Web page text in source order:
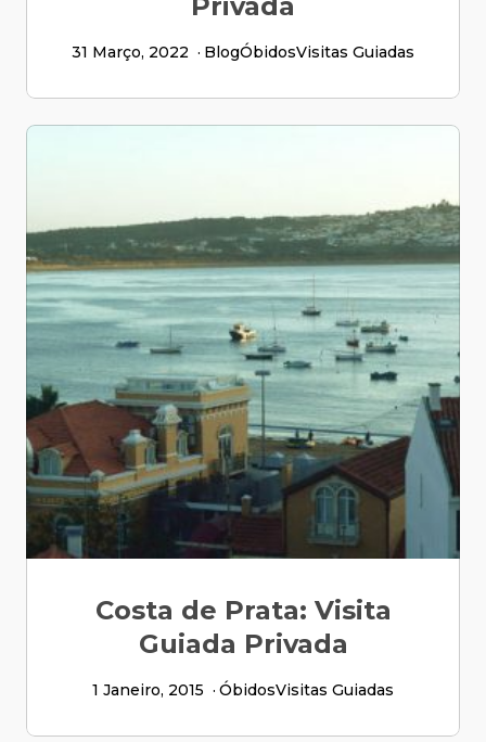
31 Março, 2022 BlogÓbidosVisitas Guiadas
Costa de Prata: Visita
Guiada Privada
1 Janeiro, 2015 ÓbidosVisitas Guiadas